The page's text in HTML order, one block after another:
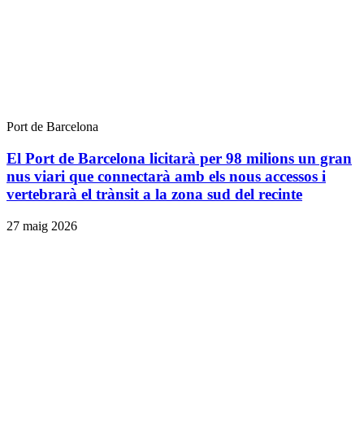
Port de Barcelona
El Port de Barcelona licitarà per 98 milions un gran
nus viari que connectarà amb els nous accessos i
vertebrarà el trànsit a la zona sud del recinte
27 maig 2026